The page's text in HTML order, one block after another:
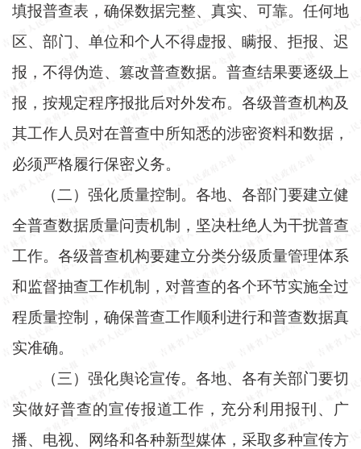
填报普查表，确保数据完整、真实、可靠。任何地
区、部门、单位和个人不得虚报、瞒报、拒报、迟
报，不得伪造、篡改普查数据。普查结果要逐级上
报，按规定程序报批后对外发布。各级普查机构及
其工作人员对在普查中所知悉的涉密资料和数据，
必须严格履行保密义务。
（二）强化质量控制。各地、各部门要建立健
全普查数据质量问责机制，坚决杜绝人为干扰普查
工作。各级普查机构要建立分类分级质量管理体系
和监督抽查工作机制，对普查的各个环节实施全过
程质量控制，确保普查工作顺利进行和普查数据真
实准确。
（三）强化舆论宣传。各地、各有关部门要切
实做好普查的宣传报道工作，充分利用报刊、广
播、电视、网络和各种新型媒体，采取多种宣传方